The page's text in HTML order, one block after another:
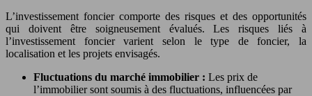
L’investissement foncier comporte des risques et des opportunités
qui doivent être soigneusement évalués. Les risques liés à
l’investissement foncier varient selon le type de foncier, la
localisation et les projets envisagés.
Fluctuations du marché immobilier : Les prix de
l’immobilier sont soumis à des fluctuations, influencées par